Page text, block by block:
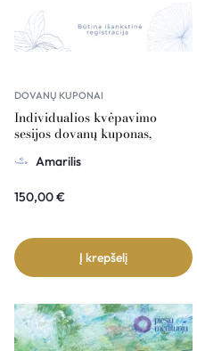
DOVANŲ KUPONAI
Individualios kvėpavimo
sesijos dovanų kuponas,
Amarilis
150,00€
Į krepšelį